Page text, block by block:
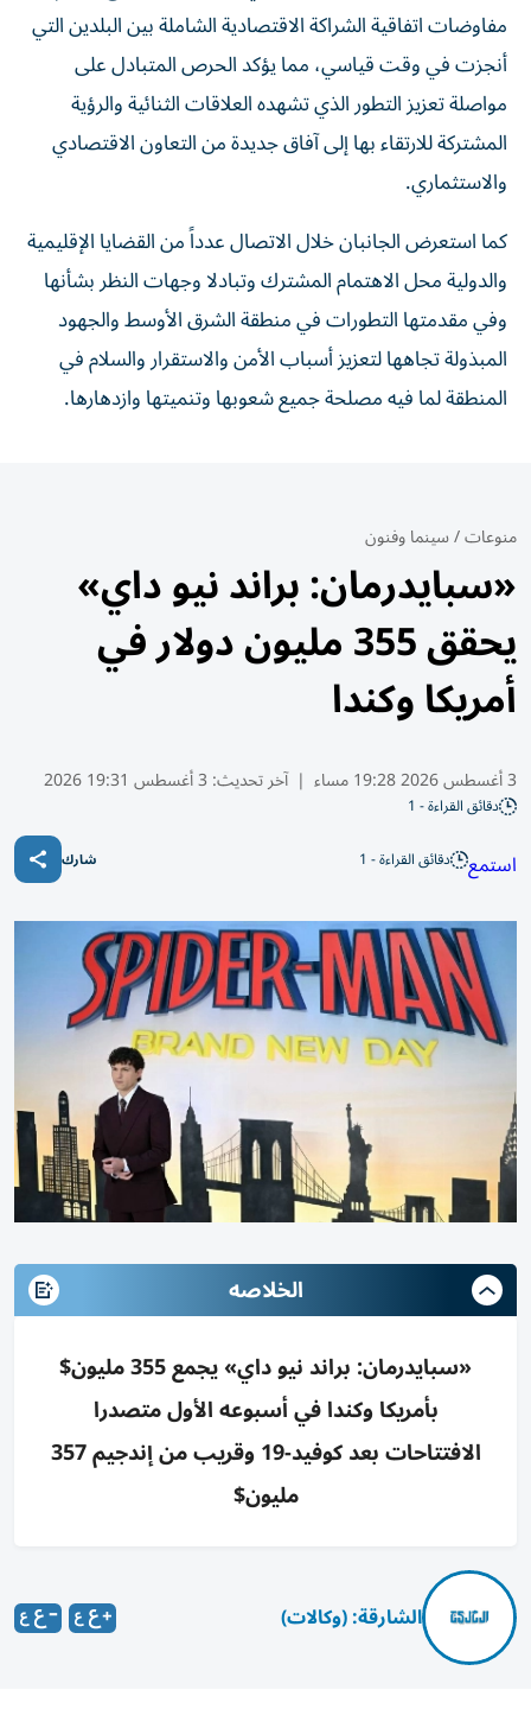
مفاوضات اتفاقية الشراكة الاقتصادية الشاملة بين البلدين التي
أنجزت في وقت قياسي، مما يؤكد الحرص المتبادل على
مواصلة تعزيز التطور الذي تشهده العلاقات الثنائية والرؤية
المشتركة للارتقاء بها إلى آفاق جديدة من التعاون الاقتصادي
والاستثماري.
كما استعرض الجانبان خلال الاتصال عدداً من القضايا الإقليمية
والدولية محل الاهتمام المشترك وتبادلا وجهات النظر بشأنها
وفي مقدمتها التطورات في منطقة الشرق الأوسط والجهود
المبذولة تجاهها لتعزيز أسباب الأمن والاستقرار والسلام في
المنطقة لما فيه مصلحة جميع شعوبها وتنميتها وازدهارها.
منوعات/سينما وفنون
«سبايدرمان: براند نيو داي»
يحقق 355 مليون دولار في
أمريكا وكندا
3 أغسطس 2026 19:28 مساء | آخر تحديث: 3 أغسطس 19:31 2026
دقائق القراءة - 1
استمع دقائق القراءة - 1 شارك
الخلاصه
«سبايدرمان: براند نيو داي» يجمع 355 مليون$
بأمريكا وكندا في أسبوعه الأول متصدرا
الافتتاحات بعد كوفيد-19 وقريب من إندجيم 357
مليون$
الشارقة: (وكالات)